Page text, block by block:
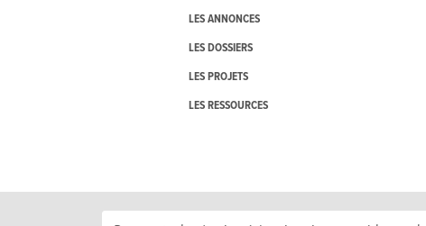
LES ANNONCES
LES DOSSIERS
LES PROJETS
LES RESSOURCES